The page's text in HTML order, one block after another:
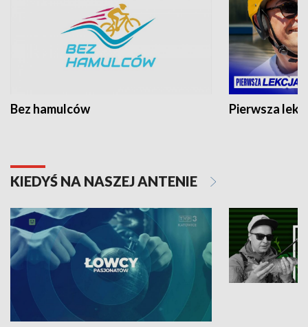
Bez hamulców Pierwsza
KIEDYŚ NA NASZEJ ANTENIE